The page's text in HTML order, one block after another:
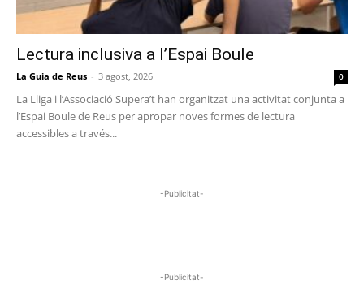
Lectura inclusiva a l’Espai Boule
La Guia de Reus - 3 agost, 2026 0
La Lliga i l’Associació Supera’t han organitzat una activitat conjunta a
l’Espai Boule de Reus per apropar noves formes de lectura
accessibles a través...
-Publicitat-
-Publicitat-